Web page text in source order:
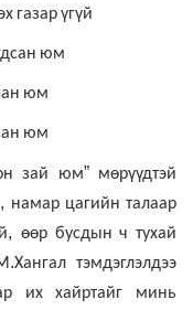
газарүгүй
юм
юм
юм
зай юм” мөрүүдтэй
, намар цагийн талаар
,өөр бусдын ч тухай
.Хангал тэмдэглэлдээ
их хайртайг
минь